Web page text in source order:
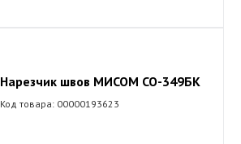
Нарезчик швов МИСОМ СО-349БК
Код товара: 00000193623